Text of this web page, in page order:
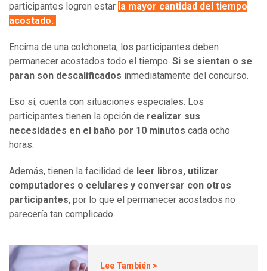
participantes logren estar la mayor cantidad del tiempo
acostado.
Encima de una colchoneta, los participantes deben
permanecer acostados todo el tiempo. Si se sientan o se
paran son descalificados inmediatamente del concurso.
Eso sí, cuenta con situaciones especiales. Los
participantes tienen la opción de realizar sus
necesidades en el baño por 10 minutos cada ocho
horas.
Además, tienen la facilidad de leer libros, utilizar
computadores o celulares y conversar con otros
participantes, por lo que el permanecer acostados no
parecería tan complicado.
Lee También >